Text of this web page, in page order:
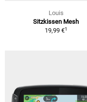
Louis
Sitzkissen Mesh
19,99 €1